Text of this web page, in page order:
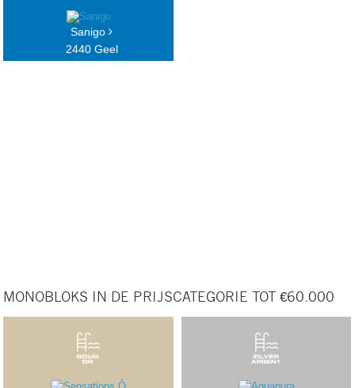
Sanigo
2440 Geel
MONOBLOKS IN DE PRIJSCATEGORIE TOT €60.000